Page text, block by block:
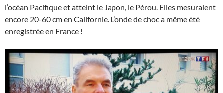
l’océan Pacifique et atteint le Japon, le Pérou. Elles mesuraient
encore 20-60 cm en Californie. L’onde de choc a même été
enregistrée en France !